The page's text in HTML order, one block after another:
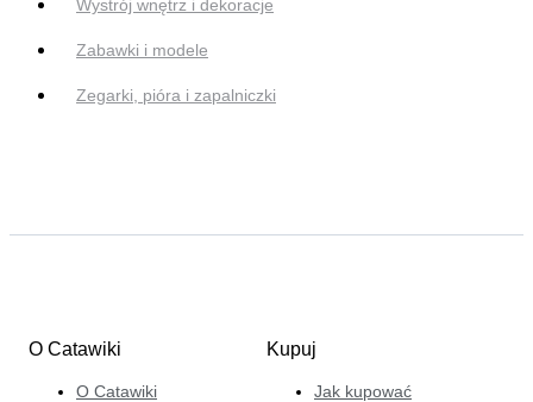
Wystrój wnętrz i dekoracje
Zabawki i modele
Zegarki, pióra i zapalniczki
O Catawiki
O Catawiki
Kupuj
Jak kupować